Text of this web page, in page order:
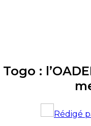
Togo :
Rédigé